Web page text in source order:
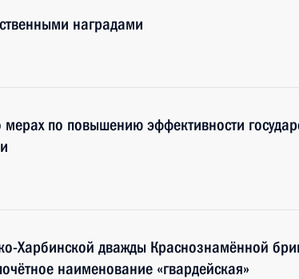
наградами
по повышению эффективности
Харбинской дважды Краснознамённой
наименование «гвардейская»